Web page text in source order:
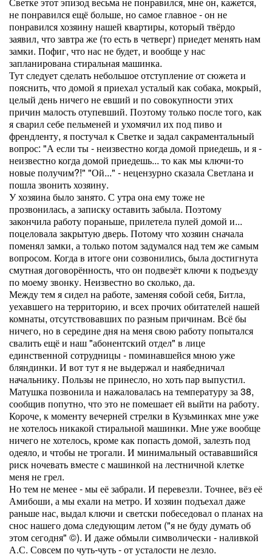
не понравился ещё больше, но самое главное - он не
понравился хозяину нашей квартиры, который твёрдо
заявил, что завтра же (то есть в четверг) приедет менять нам
замки. Пофиг, что нас не будет, и вообще у нас
запланирована стиральная машинка.
Тут следует сделать небольшое отступление от сюжета и
пояснить, что домой я приехал усталый как собака, мокрый,
целый день ничего не евший и по совокупности этих
причин малость отупевший. Поэтому только после того, как
я сварил себе пельменей и ухомячил их под пиво и
френдленту, я постучал к Светке и задал сакраментальный
вопрос: "А если ты - неизвестно когда домой приедешь, и я -
неизвестно когда домой приедешь... то как мы ключи-то
новые получим?!" "Ой..." - нецензурно сказала Светлана и
пошла звонить хозяину.
У хозяина было занято. С утра она ему тоже не
прозвонилась, а записку оставить забыла. Поэтому
закончила работу пораньше, прилетела пулей домой и...
поцеловала закрытую дверь. Потому что хозяин сначала
поменял замки, а только потом задумался над тем же самым
вопросом. Когда в итоге они созвонились, была достигнута
смутная договорённость, что он подвезёт ключи к подъезду
по моему звонку. Неизвестно во сколько, да.
Между тем я сидел на работе, заменяя собой себя, Битла,
уехавшего на территорию, и всех прочих обитателей нашей
комнаты, отсутствовавших по разным причинам. Всё бы
ничего, но в середине дня на меня свою работу попытался
свалить ещё и наш "абонентский отдел" в лице
единственной сотрудницы - поминавшейся мною уже
бляндинки. И вот тут я не выдержал и наябедничал
начальнику. Пользы не принесло, но хоть пар выпустил.
Матушка позвонила и нажаловалась на температуру за 38,
сообщив попутно, что это не помешает ей выйти на работу.
Короче, к моменту вечерней стрелки в Кузьминках мне уже
не хотелось никакой стиральной машинки. Мне уже вообще
ничего не хотелось, кроме как попасть домой, залезть под
одеяло, и чтобы не трогали. И минимальный остававшийся
риск ночевать вместе с машинкой на лестничной клетке
меня не грел.
Но тем не менее - мы её забрали. И перевезли. Точнее, вёз её
Амибоши, а мы ехали на метро. И хозяин подъехал даже
раньше нас, выдал ключи и светски побеседовал о планах на
снос нашего дома следующим летом ("я не буду думать об
этом сегодня" ©). И даже обмыли символически - наливкой
А.С. Совсем по чуть-чуть - от усталости не лезло.